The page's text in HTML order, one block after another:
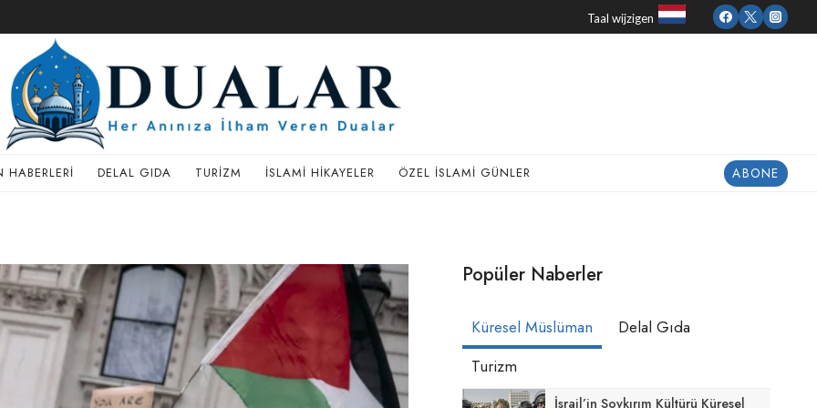
Taal wijzigen
HABERLERI DELAL GIDA TURIZM İSLAMI HIKAYELER ÖZEL İSLAMI GÜNLER ABONE
Popüler Naberler
Küresel Müslüman
Delal Gıda
Turizm
İsrail’in Soykırım Kültürü Küresel